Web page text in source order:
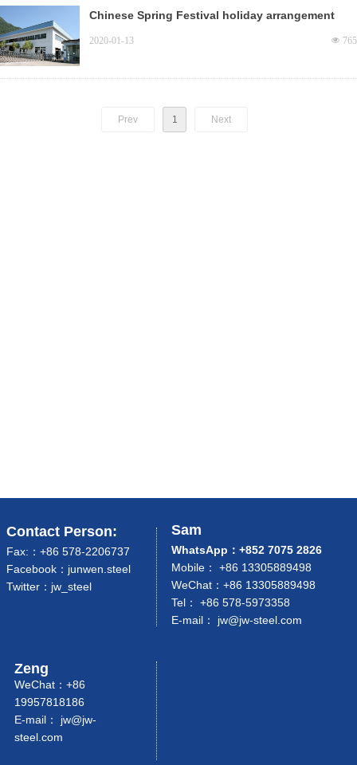
Chinese Spring Festival holiday arrangement
넶 765
2020-01-13
Prev 1 Next
Zeng
WeChat：+86
19957818186
E-mail：
jw@jw-
steel.com
Contact Person:
Fax:：+86 578-2206737
Facebook：junwen.steel
Twitter：jw_steel
Sam
WhatsApp：+852 7075 2826
Mobile： +86 13305889498
WeChat：+86 13305889498
Tel： +86 578-5973358
E-mail： jw@jw-steel.com